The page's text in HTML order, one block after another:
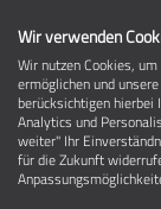
Wir verwenden
Wir nutzen Cookies,
ermöglichen und
berücksichtigen
Analytics und
weiter" Ihr
für die Zukunft